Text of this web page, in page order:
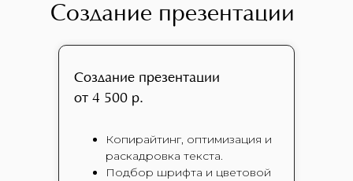
Создание презентации
от 4 500 р.
Копирайтинг, оптимизация и
раскадровка текста.
Подбор шрифта и цветовой
Создание презентации